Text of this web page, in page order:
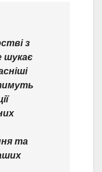
з
шукає
та